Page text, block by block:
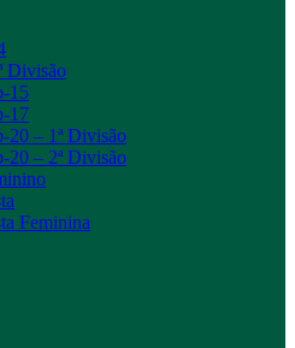
Divisão
15
17
20 – 1ª Divisão
20 – 2ª Divisão
Feminina